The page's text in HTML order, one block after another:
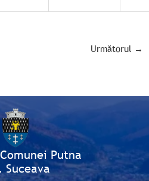
Următorul →
Putna
Suceava